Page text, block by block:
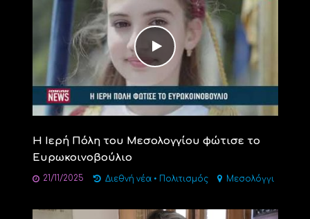
Η Ιερή Πόλη του Μεσολογγίου φώτισε το
Ευρωκοινοβούλιο
21/11/2025 Διεθνή νέα • Πολιτισμός Μεσολόγγι